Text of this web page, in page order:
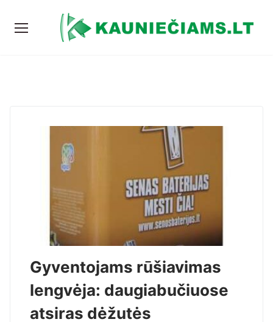
Gyventojams rūšiavimas
lengvėja: daugiabučiuose
atsiras dėžutės